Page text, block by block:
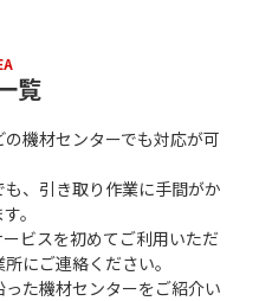
覧
機材センターでも対応が可
、引き取り作業に手間がか
。
ビスを初めてご利用いただ
にご連絡ください。
た機材センターをご紹介い